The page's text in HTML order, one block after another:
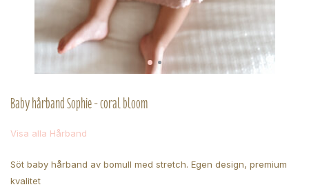
Baby hårband Sophie - coral bloom
Visa alla Hårband
Söt baby hårband av bomull med stretch. Egen design, premium
kvalitet